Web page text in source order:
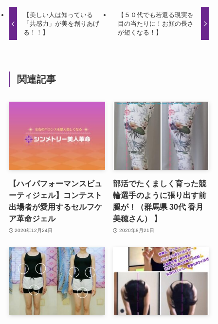
【美しい人は知っている
「共感力」が美を創りあげ
る！！】
【５０代でも若返る現実を
目の当たりに！お顔の長さ
が短くなる！】
関連記事
【ハイパフォーマンスビュ
ーティジェル】コンテスト
出場者が愛用するセルフケ
ア革命ジェル
2020年12月24日
部活でたくましく育った競
輪選手のように張り出す前
腿が！（群馬県 30代 香月
美穂さん） 】
2020年8月21日